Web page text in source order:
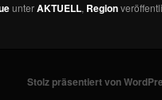
unterAKTUELL, Region
Stolz präsentiert von